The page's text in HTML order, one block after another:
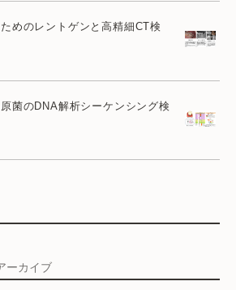
めのレントゲンと高精細CT検
菌のDNA解析シーケンシング検
ーカイブ